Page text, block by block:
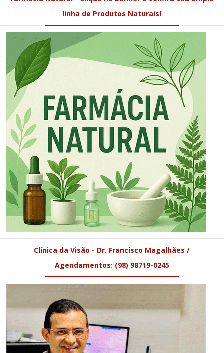
linha de Produtos Naturais!
Clínica da Visão - Dr. Francisco Magalhães /
Agendamentos: (98) 98719-0245